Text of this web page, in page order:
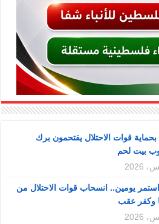
قوات الاحتلال يقتحمون برك
بيت لحم
يومين.. انسحاب قوات الاحتلال من
وكفر عقب